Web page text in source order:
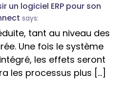
un logiciel ERP pour son
says:
tant au niveau des
Une fois le système
les effets seront
les processus plus […]